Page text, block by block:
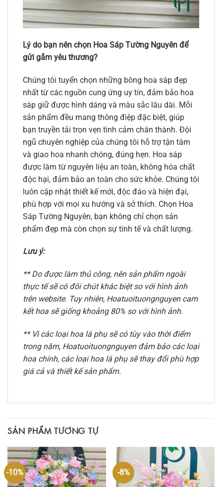
Lý do bạn nên chọn Hoa Sáp Tường Nguyên để
gửi gắm yêu thương?
Chúng tôi tuyển chọn những bông hoa sáp đẹp
nhất từ các nguồn cung ứng uy tín, đảm bảo hoa
sáp giữ được hình dáng và màu sắc lâu dài. Mỗi
sản phẩm đều mang thông điệp đặc biệt, giúp
bạn truyền tải trọn vẹn tình cảm chân thành. Đội
ngũ chuyên nghiệp của chúng tôi hỗ trợ tận tâm
và giao hoa nhanh chóng, đúng hẹn. Hoa sáp
được làm từ nguyên liệu an toàn, không hóa chất
độc hại, đảm bảo an toàn cho sức khỏe. Chúng tôi
luôn cập nhật thiết kế mới, độc đáo và hiện đại,
phù hợp với mọi xu hướng và sở thích. Chọn Hoa
Sáp Tường Nguyên, bạn không chỉ chọn sản
phẩm đẹp mà còn chọn sự tinh tế và chất lượng.
Lưu ý:
** Do được làm thủ công, nên sản phẩm ngoài
thực tế sẽ có đôi chút khác biệt so với hình ảnh
trên website. Tuy nhiên, Hoatuoituongnguyen cam
kết hoa sẽ giống khoảng 80% so với hình ảnh.
** Vì các loại hoa lá phụ sẽ có tùy vào thời điểm
trong năm, Hoatuoituongnguyen đảm bảo các loại
hoa chính, các loại hoa lá phụ sẽ thay đổi phù hợp
giá cả và thiết kế sản phẩm.
SẢN PHẨM TƯƠNG TỰ
-10% -8%